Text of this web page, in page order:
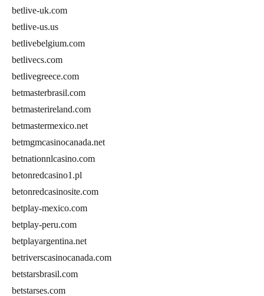
betlive-uk.com
betlive-us.us
betlivebelgium.com
betlivecs.com
betlivegreece.com
betmasterbrasil.com
betmasterireland.com
betmastermexico.net
betmgmcasinocanada.net
betnationnlcasino.com
betonredcasino1.pl
betonredcasinosite.com
betplay-mexico.com
betplay-peru.com
betplayargentina.net
betriverscasinocanada.com
betstarsbrasil.com
betstarses.com